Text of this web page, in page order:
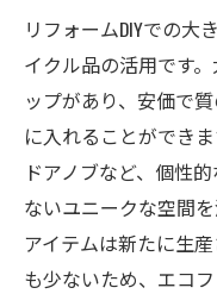
リフォームDIYでの大
イクル品の活用です
ップがあり、安価で
に入れることができ
ドアノブなど、個性
ないユニークな空間
アイテムは新たに生
も少ないため、エコ